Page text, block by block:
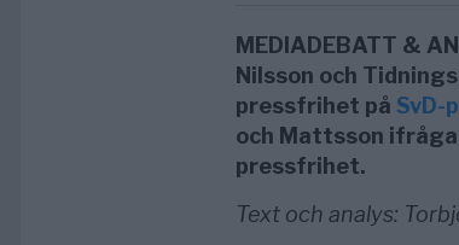
MEDIADEBATT &
Nilsson och
pressfrihet på SvD-
och Mattsson
pressfrihet.
Text och analys: